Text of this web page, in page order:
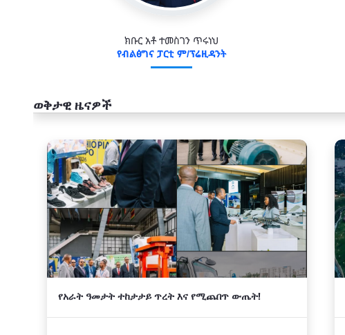
ክቡር አቶ ተመስገን ጥሩነህ
የብልፅግና ፓርቲ ም/ፕሬዚዳንት
ወቅታዊ ዜናዎች
አዲስ
የአራት ዓመታት ተከታታይ ጥረት እና የሚጨበጥ ውጤት!